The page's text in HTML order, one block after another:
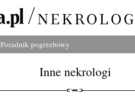
Poradnik pogrzebowy
Inne nekrologi